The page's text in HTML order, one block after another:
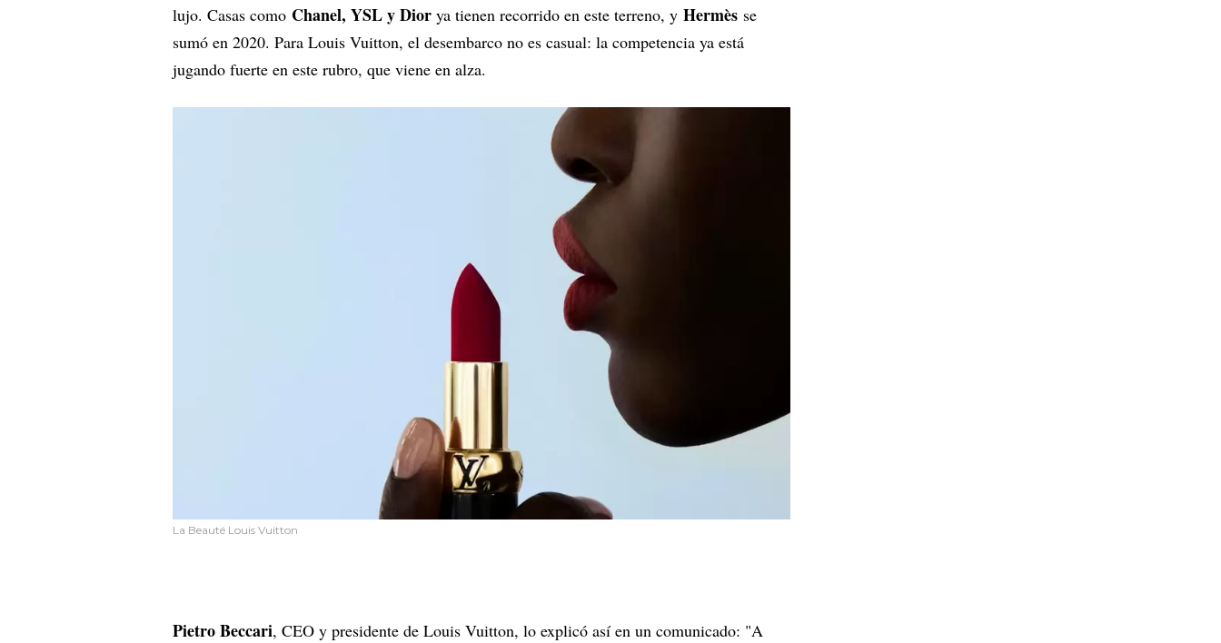
lujo. Casas como Chanel, YSL y Dior ya tienen recorrido en este terreno, y Hermès se
sumó en 2020. Para Louis Vuitton, el desembarco no es casual: la competencia ya está
jugando fuerte en este rubro, que viene en alza.
La Beauté Louis Vuitton
Pietro Beccari, CEO y presidente de Louis Vuitton, lo explicó así en un comunicado: "A